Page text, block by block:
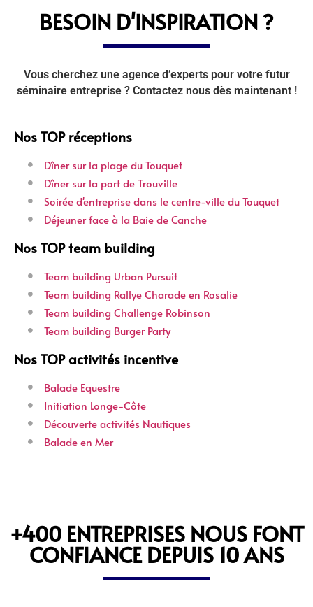
BESOIN D'INSPIRATION ?
Vous cherchez une agence d’experts pour votre futur
séminaire entreprise ? Contactez nous dès maintenant !
Nos TOP réceptions
Dîner sur la plage du Touquet
Dîner sur la port de Trouville
Soirée d'entreprise dans le centre-ville du Touquet
Déjeuner face à la Baie de Canche
Nos TOP team building
Team building Urban Pursuit
Team building Rallye Charade en Rosalie
Team building Challenge Robinson
Team building Burger Party
Nos TOP activités incentive
Balade Equestre
Initiation Longe-Côte
Découverte activités Nautiques
Balade en Mer
+400 ENTREPRISES NOUS FONT
CONFIANCE DEPUIS 10 ANS